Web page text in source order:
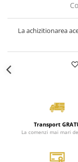
La achizitionarea
Transport
La comenzi mai mari